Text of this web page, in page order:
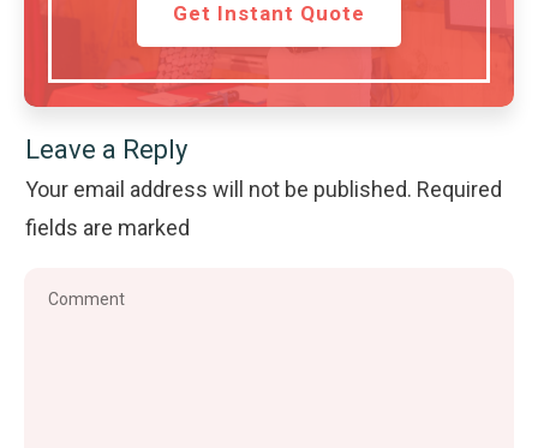
Get Instant Quote
Leave a Reply
Your email address will not be published. Required
fields are marked